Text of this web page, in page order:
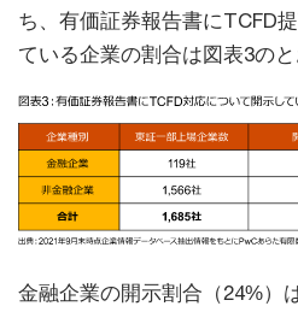
ち、有価証券報告書にTCFD
ている企業の割合は図表3のと
金融企業の開示割合（24%）